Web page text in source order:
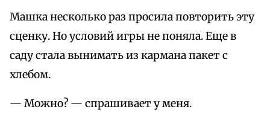
Машка несколько раз просила повторить эту
сценку. Но условий игры не поняла. Еще в
саду стала вынимать из кармана пакет с
хлебом.
— Можно? — спрашивает у меня.